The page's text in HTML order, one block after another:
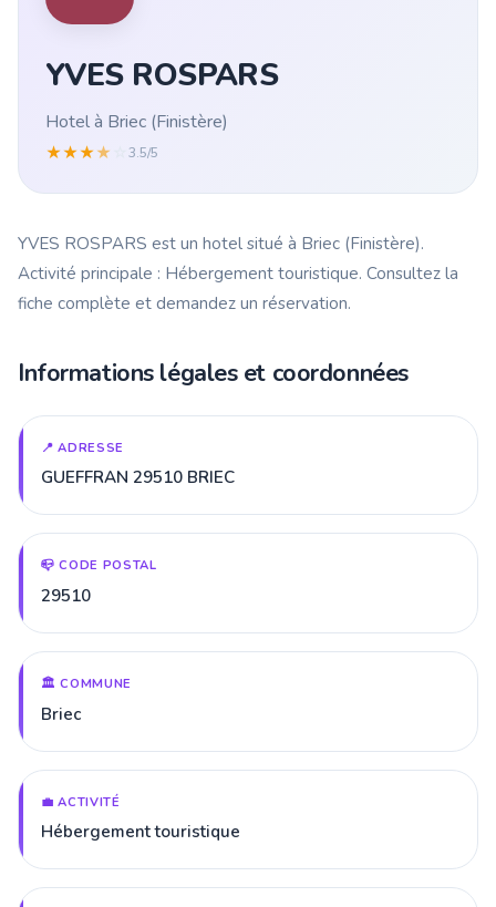
YVES ROSPARS
Hotel à Briec (Finistère)
★★★★ 3.5/5
YVES ROSPARS est un hotel situé à Briec (Finistère).
Activité principale : Hébergement touristique. Consultez la
fiche complète et demandez un réservation.
Informations légales et coordonnées
📍 ADRESSE
GUEFFRAN 29510 BRIEC
📪 CODE POSTAL
29510
🏛️ COMMUNE
Briec
💼 ACTIVITÉ
Hébergement touristique